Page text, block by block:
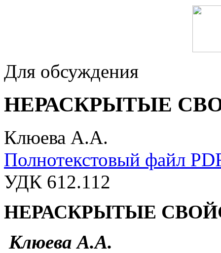
Для обсуждения
НЕРАСКРЫТЫЕ
Клюева А.А.
Полнотекстовый файл
УДК 612.112
НЕРАСКРЫТЫЕ
Клюева А.А.